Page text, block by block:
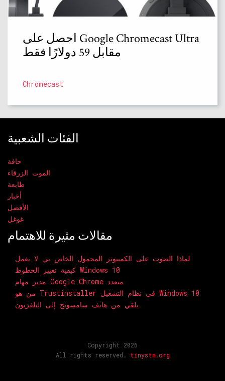
احصل على Google Chromecast Ultra
مقابل 59 دولارًا فقط
Chromecast
الفئات الشعبية
حافة
الموت الزرقاء
طابعة
أخبار
الأفضل
غوغل
مقالات مثيرة للاهتمام
لماذا الصوت على الكمبيوتر المحمول الخاص بي لا يعمل
كيفية تغيير الخطوط Windows 10
مدير مهام Google Chrome متعدد
من هو Trustinstaller في نظام التشغيل Windows 10
يلقي من هاتف سامسونج إلى التلفزيون
Copyright 2026
All rights reserved. tinystm.org